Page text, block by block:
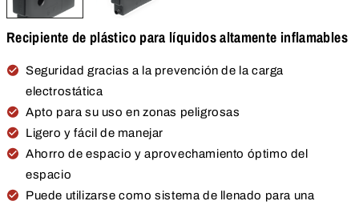
Recipiente de plástico para líquidos altamente inflamables
Seguridad gracias a la prevención de la carga
electrostática
Apto para su uso en zonas peligrosas
Ligero y fácil de manejar
Ahorro de espacio y aprovechamiento óptimo del
espacio
Puede utilizarse como sistema de llenado para una